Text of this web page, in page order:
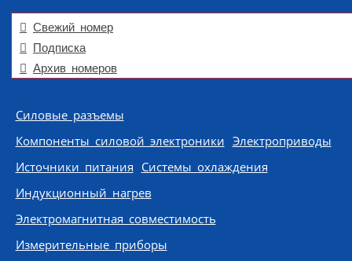
Свежий номер
Подписка
Архив номеров
Skip to content
Силовые разъемы
Компоненты силовой электроники Электроприводы
Источники питания Системы охлаждения
Индукционный нагрев
Электромагнитная совместимость
Измерительные приборы